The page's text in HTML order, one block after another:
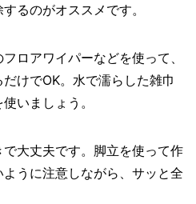
るのがオススメです。
ロアワイパーなどを使って、
けでOK。水で濡らした雑巾
いましょう。
大丈夫です。脚立を使って作
うに注意しながら、サッと全